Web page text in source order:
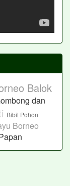
Balok
dan
Bibit Pohon
Borneo